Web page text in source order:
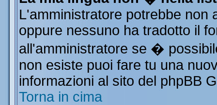
L'amministratore potrebbe non
oppure nessuno ha tradotto il
all'amministratore se �
non esiste puoi fare tu una
informazioni al sito del phpBB
Torna in cima